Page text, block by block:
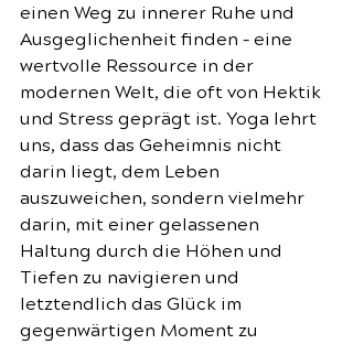
einen Weg zu innerer Ruhe und
Ausgeglichenheit finden – eine
wertvolle Ressource in der
modernen Welt, die oft von Hektik
und Stress geprägt ist. Yoga lehrt
uns, dass das Geheimnis nicht
darin liegt, dem Leben
auszuweichen, sondern vielmehr
darin, mit einer gelassenen
Haltung durch die Höhen und
Tiefen zu navigieren und
letztendlich das Glück im
gegenwärtigen Moment zu